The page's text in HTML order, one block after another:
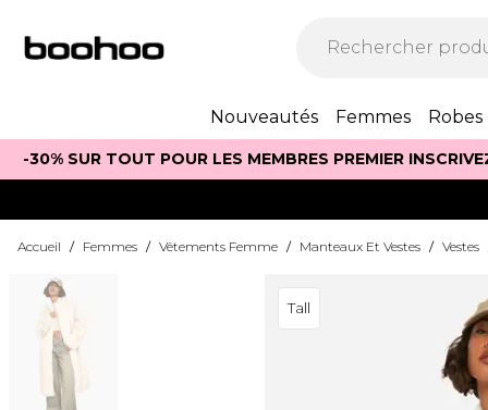
Nouveautés Femmes Robes
-30% SUR TOUT POUR LES MEMBRES PREMIER
Accueil / Femmes / Vêtements Femme / Manteaux Et Vestes / Vestes
Tall